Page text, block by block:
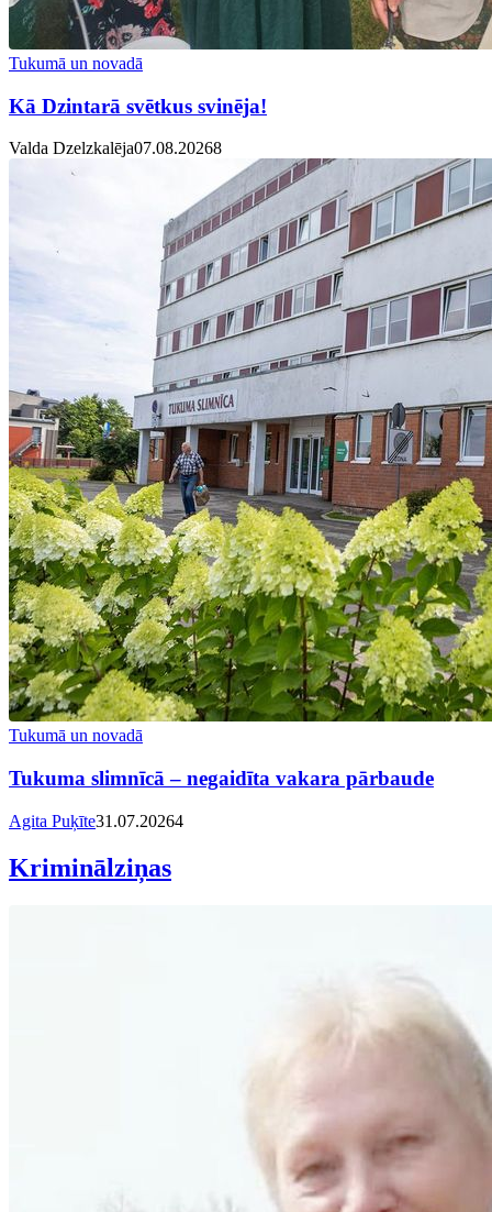
Tukumā un novadā
Kā Dzintarā svētkus svinēja!
Valda Dzelzkalēja07.08.20268
Tukumā un novadā
Tukuma slimnīcā – negaidīta vakara pārbaude
Agita Puķīte31.07.20264
Kriminālziņas